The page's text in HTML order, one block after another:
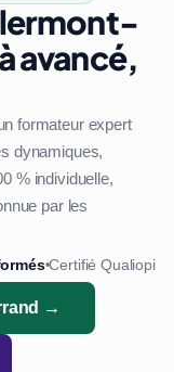
avancé,
formateur expert
dynamiques,
% individuelle,
par les
•Certifié Qualiopi
→